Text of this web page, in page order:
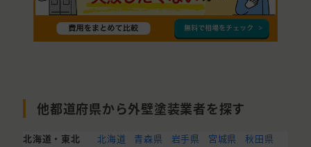
他都道府県から外壁塗装業者を探す
北海道・東北 北海道 青森県 岩手県 宮城県
秋田県